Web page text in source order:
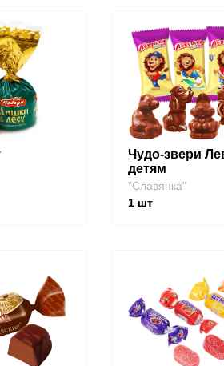
Чудо-звери
детям
"Славянка"
1шт